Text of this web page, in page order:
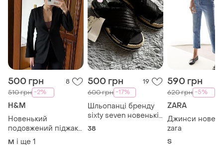
500 грн 8
510 грн -2%
H&M
Новенький
подовжений піджак
від h&m
M і ще 1
500 грн 19
600 грн -17%
Шльопанці бренду
sixty seven новенькі
з біркою на
38
590 грн
620 грн -5%
ZARA
Джинси
zara
S